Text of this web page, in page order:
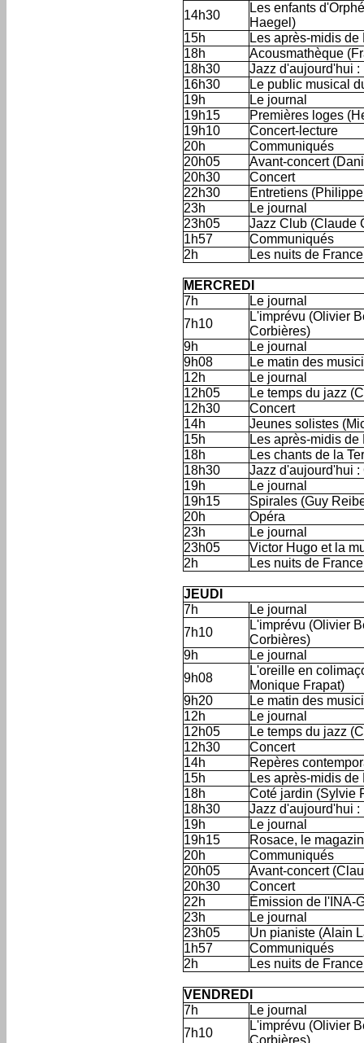
14h30
Les enfants
Haegel)
15h
Les après-midis
18h
Acousmathèque
18h30
Jazz d'aujourd'hui :
16h30
Le public musical
19h
Le journal
19h15
Premières loges
19h10
Concert-lecture
20h
Communiqués
20h05
Avant-concert
20h30
Concert
22h30
Entretiens
23h
Le journal
23h05
Jazz Club (Claude
1h57
Communiqués
2h
Les nuits de
MERCREDI
7h
Le journal
7h10
L'imprévu (Olivier
Corbières)
9h
Le journal
9h08
Le matin des
12h
Le journal
12h05
Le temps du jazz
12h30
Concert
14h
Jeunes solistes
15h
Les après-midis
18h
Les chants de la
18h30
Jazz d'aujourd'hui
19h
Le journal
19h15
Spirales (Guy
20h
Opéra
23h
Le journal
23h05
Victor Hugo et la
2h
Les nuits de
JEUDI
7h
Le journal
7h10
L'imprévu (Olivier
Corbières)
9h
Le journal
9h08
L'oreille en
Monique Frapat)
9h20
Le matin des
12h
Le journal
12h05
Le temps du jazz
12h30
Concert
14h
Repères
15h
Les après-midis
18h
Coté jardin (Sylvie
18h30
Jazz d'aujourd'hui :
19h
Le journal
19h15
Rosace, le
20h
Communiqués
20h05
Avant-concert
20h30
Concert
22h
Émission de l'INA-
23h
Le journal
23h05
Un pianiste (Alain
1h57
Communiqués
2h
Les nuits de
VENDREDI
7h
Le journal
7h10
L'imprévu (Olivier
Corbières)